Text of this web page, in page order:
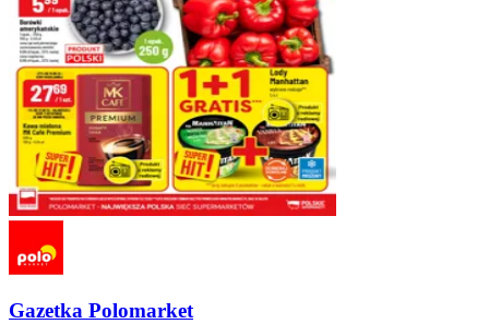
Gazetka Polomarket